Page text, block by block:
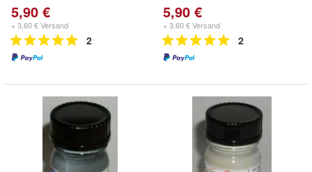
5,90 €
+ 3,60 € Versand
2
5,90 €
+ 3,60 € Versand
2